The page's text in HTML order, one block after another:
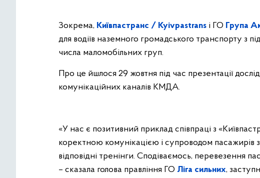
Зокрема, Київпастранс / Kyivpastrans і ГО Група
для водіїв наземного громадського транспорту з
числа маломобільних груп.
Про це йшлося 29 жовтня під час презентації
комунікаційних каналів КМДА.
«У нас є позитивний приклад співпраці з
коректною комунікацією і супроводом пасажирів
відповідні тренінги. Сподіваємось, перевезення
– сказала голова правління ГО Ліга сильних,